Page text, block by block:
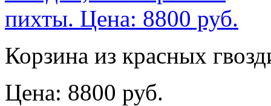
Корзина из красных
Цена: 8800 руб.